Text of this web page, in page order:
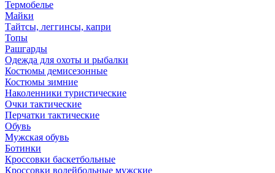
Термобелье
Майки
Тайтсы, леггинсы, капри
Топы
Рашгарды
Одежда для охоты и рыбалки
Костюмы демисезонные
Костюмы зимние
Наколенники туристические
Очки тактические
Перчатки тактические
Обувь
Мужская обувь
Ботинки
Кроссовки баскетбольные
Кроссовки волейбольные мужские